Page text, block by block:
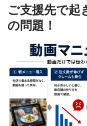
ご支援先で起
の問題！